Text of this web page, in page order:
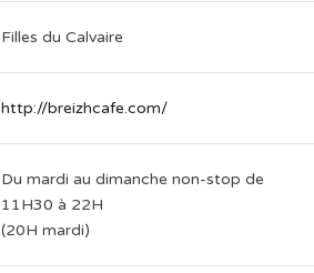
Filles du Calvaire
http://breizhcafe.com/
Du mardi au dimanche non-stop de
11H30 à 22H
(20H mardi)